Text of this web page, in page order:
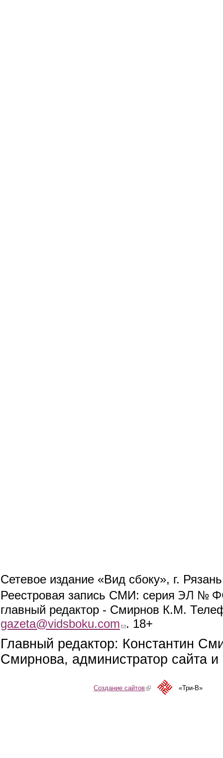
Сетевое издание «Вид сбоку», г.
Реестровая запись СМИ: серия ЭЛ №
главный редактор - Смирнов К.М.
gazeta@vidsboku.com (link sends e-mail)
. 18+
Главный редактор: Константин
Смирнова, администратор сайта
Создание сайтов(link is external)«Три-В»